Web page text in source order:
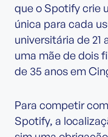
que o Spotify crie
única para cada
universitária de 21
uma mãe de dois
de 35 anos em
Para competir
Spotify, a